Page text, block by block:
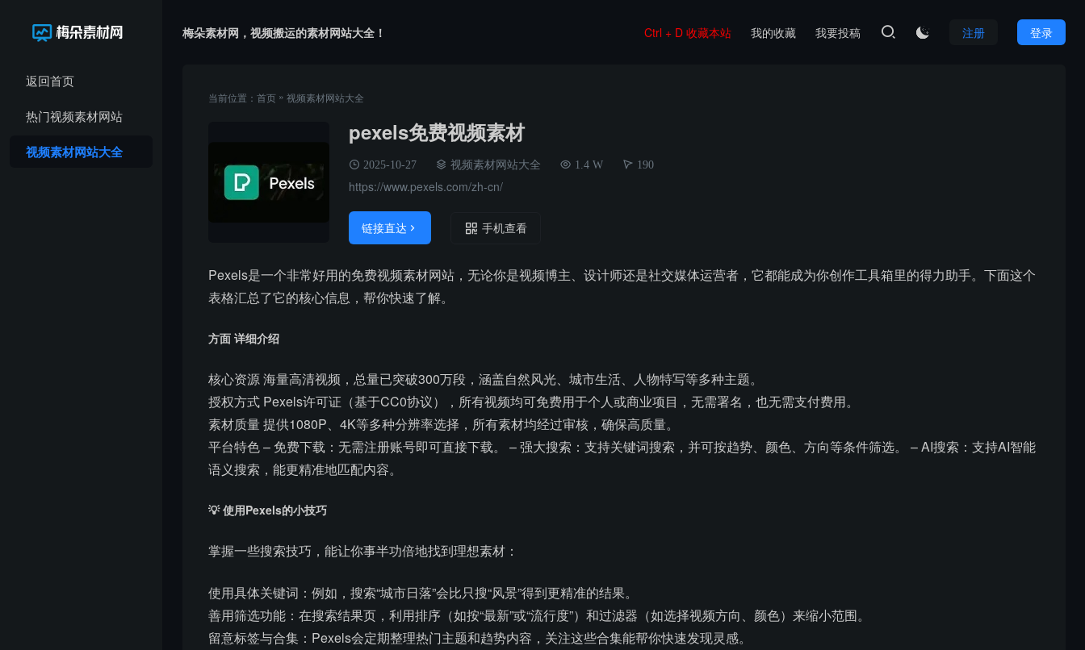
返回首页
热门视频素材网站
视频素材网站大全
梅朵素材网，视频搬运的素材网站大全！ 登录
注册

我的收藏 我要投稿
Ctrl + D 收藏本站
当前位置： 首页 » 视频素材网站大全
pexels免费视频素材
2025-10-27 视频素材网站大全 1.4 W 190
https://www.pexels.com/zh-cn/
链接直达  手机查看
Pexels是一个非常好用的免费视频素材网站，无论你是视频博主、设计师还是社交媒体运营者，它都能成为你创作工具箱里的得力助手。下面这个
表格汇总了它的核心信息，帮你快速了解。
方面 详细介绍
核心资源 海量高清视频，总量已突破300万段，涵盖自然风光、城市生活、人物特写等多种主题。
授权方式 Pexels许可证（基于CC0协议），所有视频均可免费用于个人或商业项目，无需署名，也无需支付费用。
素材质量 提供1080P、4K等多种分辨率选择，所有素材均经过审核，确保高质量。
平台特色 – 免费下载：无需注册账号即可直接下载。 – 强大搜索：支持关键词搜索，并可按趋势、颜色、方向等条件筛选。 – AI搜索：支持AI智能
语义搜索，能更精准地匹配内容。
💡 使用Pexels的小技巧
掌握一些搜索技巧，能让你事半功倍地找到理想素材：
使用具体关键词：例如，搜索“城市日落”会比只搜“风景”得到更精准的结果。
善用筛选功能：在搜索结果页，利用排序（如按“最新”或“流行度”）和过滤器（如选择视频方向、颜色）来缩小范围。
留意标签与合集：Pexels会定期整理热门主题和趋势内容，关注这些合集能帮你快速发现灵感。